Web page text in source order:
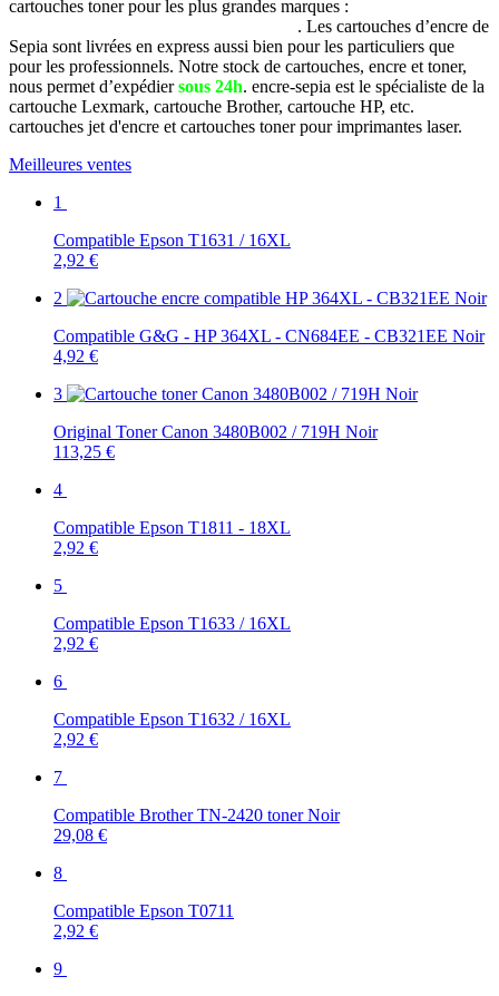
cartouches toner pour les plus grandes marques :
. Les cartouches d’encre de
Sepia sont livrées en express aussi bien pour les particuliers que
pour les professionnels. Notre stock de cartouches, encre et toner,
nous permet d’expédiersous 24h. encre-sepia est le spécialiste de la
cartouche Lexmark, cartouche Brother, cartouche HP, etc.
cartouches jet d'encre et cartouches toner pour imprimantes laser.
Meilleures ventes
1
Compatible Epson T1631 / 16XL
2,92 €
2
Compatible G&G - HP 364XL - CN684EE - CB321EE Noir
4,92 €
3
Original Toner Canon 3480B002 / 719H Noir
113,25 €
4
Compatible Epson T1811 - 18XL
2,92 €
5
Compatible Epson T1633 / 16XL
2,92 €
6
Compatible Epson T1632 / 16XL
2,92 €
7
Compatible Brother TN-2420 toner Noir
29,08 €
8
Compatible Epson T0711
2,92 €
9